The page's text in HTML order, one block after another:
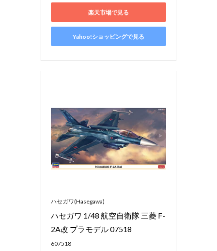
楽天市場で見る
Yahoo!ショッピングで見る
ハセガワ(Hasegawa)
ハセガワ 1/48 航空自衛隊 三菱 F-
2A改 プラモデル 07518
607518